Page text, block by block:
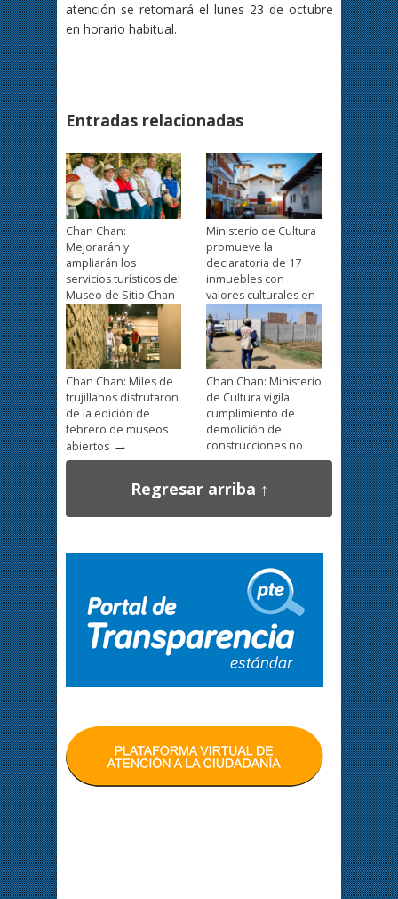
atención se retomará el lunes 23 de octubre
en horario habitual.
Entradas relacionadas
Chan Chan:
Mejorarán y
ampliarán los
servicios turísticos del
Museo de Sitio Chan
Chan→
Ministerio de Cultura
promueve la
declaratoria de 17
inmuebles con
valores culturales en
La Libertad→
Chan Chan: Miles de
trujillanos disfrutaron
de la edición de
febrero de museos
abiertos →
Chan Chan: Ministerio
de Cultura vigila
cumplimiento de
demolición de
construcciones no
autorizadas en zona
intangible
Regresar arriba ↑